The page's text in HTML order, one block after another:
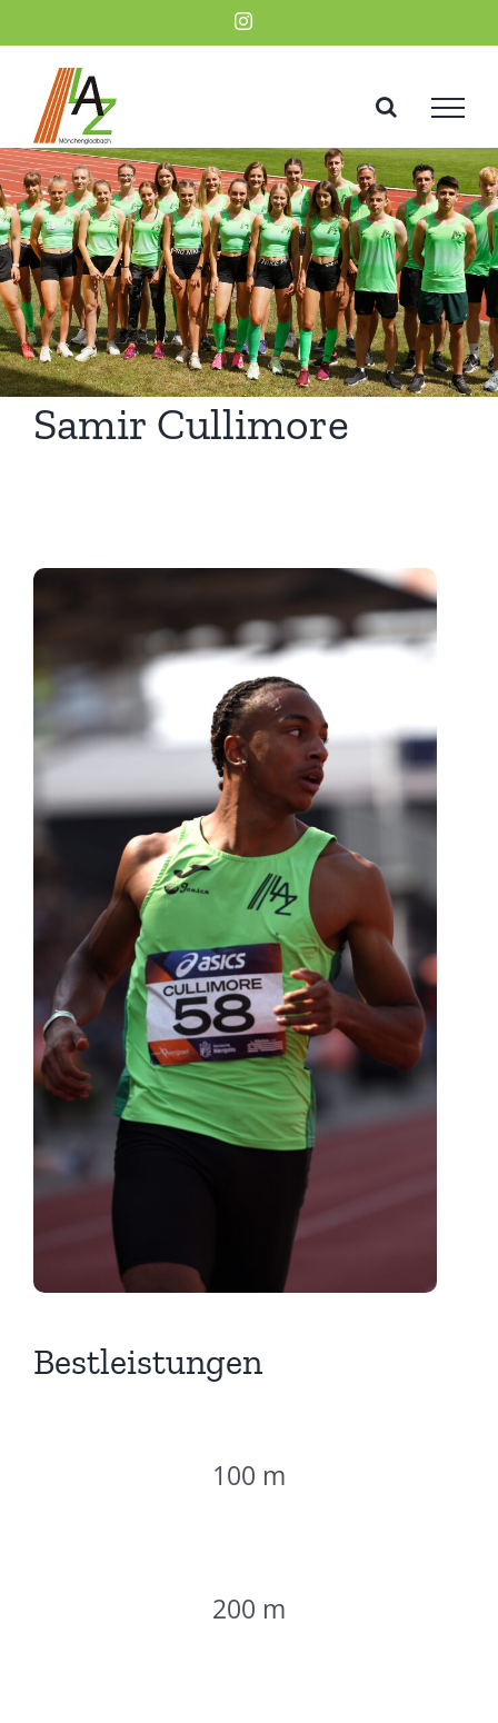
Inhalt
springen
Instagram
Samir Cullimore
Bestleistungen
100 m
200 m